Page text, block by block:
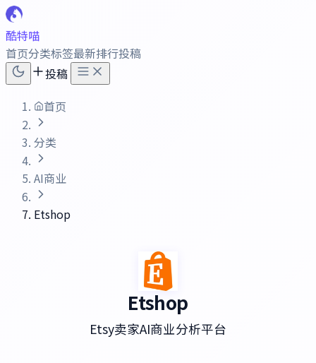
酷特喵
首页分类标签最新排行投稿
投稿
首页
分类
AI商业
Etshop
Etshop
Etsy卖家AI商业分析平台